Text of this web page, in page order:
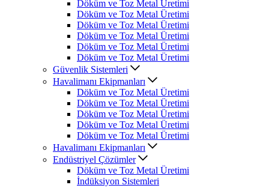
Döküm ve Toz Metal Üretimi
Döküm ve Toz Metal Üretimi
Döküm ve Toz Metal Üretimi
Döküm ve Toz Metal Üretimi
Döküm ve Toz Metal Üretimi
Döküm ve Toz Metal Üretimi
Güvenlik Sistemleri
Havalimanı Ekipmanları
Döküm ve Toz Metal Üretimi
Döküm ve Toz Metal Üretimi
Döküm ve Toz Metal Üretimi
Döküm ve Toz Metal Üretimi
Döküm ve Toz Metal Üretimi
Havalimanı Ekipmanları
Endüstriyel Çözümler
Döküm ve Toz Metal Üretimi
İndüksiyon Sistemleri